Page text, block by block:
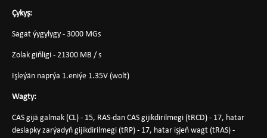
Çykyş:
Sagat ýygylygy - 3000 MGs
Zolak giňligi - 21300 MB / s
Işleýän naprýa 1.eniýe 1.35V (wolt)
Wagty:
CAS gijä galmak (CL) - 15, RAS-dan CAS gijikdirilmegi (tRCD) - 17, hatar
deslapky zarýadyň gijikdirilmegi (tRP) - 17, hatar işjeň wagt (tRAS) -